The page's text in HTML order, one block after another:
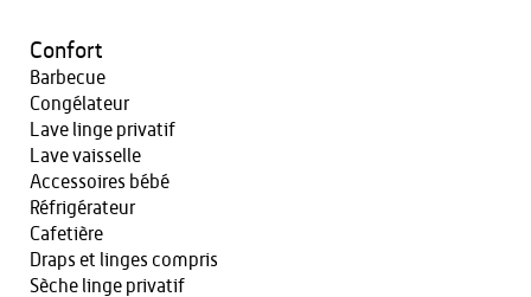
Confort
Barbecue
Congélateur
Lave linge privatif
Lave vaisselle
Accessoires bébé
Réfrigérateur
Cafetière
Draps et linges compris
Sèche linge privatif